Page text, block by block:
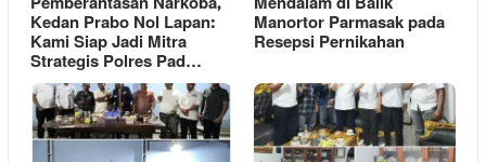
Kedan Prabo Nol Lapan:
Kami Siap Jadi Mitra
Strategis Polres Pad…
Manortor Parmasak pada
Resepsi Pernikahan